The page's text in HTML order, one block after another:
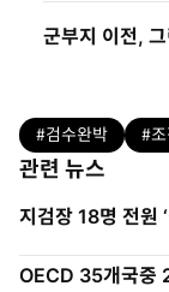
군부지 이전,
#검수완박 #
관련 뉴스
지검장 18명 전원
OECD 35개국중